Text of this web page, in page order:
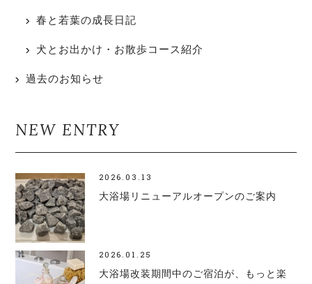
春と若葉の成長日記
犬とお出かけ・お散歩コース紹介
過去のお知らせ
NEW ENTRY
2026.03.13
大浴場リニューアルオープンのご案内
2026.01.25
大浴場改装期間中のご宿泊が、もっと楽